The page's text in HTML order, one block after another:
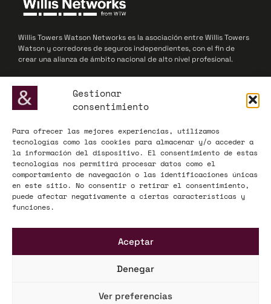
Gestionar
consentimiento
Para ofrecer las mejores experiencias, utilizamos
tecnologías como las cookies para almacenar y/o acceder a
la información del dispositivo. El consentimiento de estas
tecnologías nos permitirá procesar datos como el
comportamiento de navegación o las identificaciones únicas
en este sitio. No consentir o retirar el consentimiento,
puede afectar negativamente a ciertas características y
funciones.
Aceptar
Denegar
Ver preferencias
Willis Towers Watson Networks es la asociación entre Willis Towers
Watson y corredores de seguros independientes, con el fin de
crear una alianza de ámbito nacional de alto nivel profesional.
© 2025 Willis Towers Watson Networks / Willis Towers Watson
ADECOSE, fundada en 1977, defiende los intereses de las
corredurías de seguros y reaseguros, actuando como interlocutor
influyente ante la Administración y el mercado asegurador a nivel
nacional y europeo.
INFORMACIÓN LEGAL
Política de privacidad